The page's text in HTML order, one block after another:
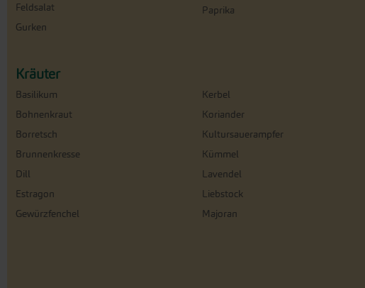
Feldsalat
Gurken
Paprika
Kräuter
Basilikum
Bohnenkraut
Borretsch
Brunnenkresse
Dill
Estragon
Gewürzfenchel
Kerbel
Koriander
Kultursauerampfer
Kümmel
Lavendel
Liebstock
Majoran